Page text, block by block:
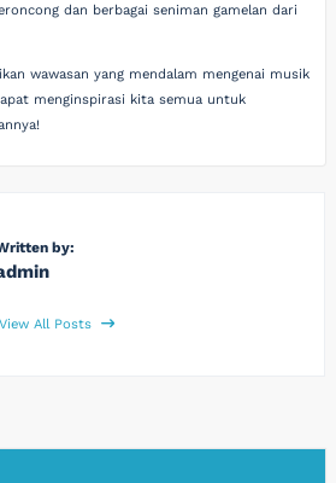
dan berbagai seniman gamelan dari
wawasan yang mendalam mengenai musik
menginspirasi kita semua untuk
by:
View All Posts